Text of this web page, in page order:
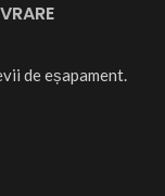
de eșapament.